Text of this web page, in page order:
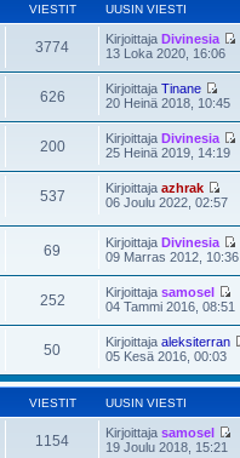
VIESTIT UUSIN VIESTI
3774 Kirjoittaja Divinesia
13 Loka 2020, 16:06
626 Kirjoittaja Tinane
20 Heinä 2018, 10:45
200 Kirjoittaja Divinesia
25 Heinä 2019, 14:19
537 Kirjoittaja azhrak
06 Joulu 2022, 02:57
69 Kirjoittaja Divinesia
09 Marras 2012, 10:36
252 Kirjoittaja samosel
04 Tammi 2016, 08:51
50 Kirjoittaja aleksiterran
05 Kesä 2016, 00:03
VIESTIT UUSIN VIESTI
1154 Kirjoittaja samosel
19 Joulu 2018, 15:21